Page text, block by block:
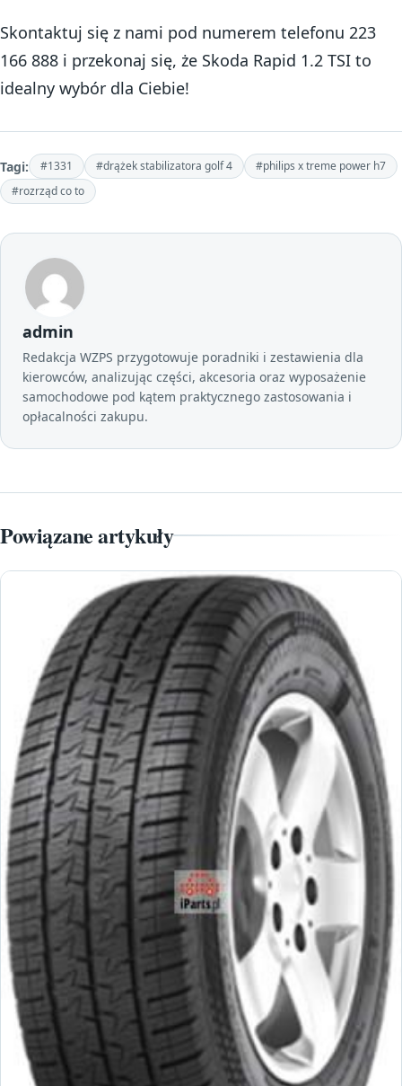
Skontaktuj się z nami pod numerem telefonu 223
166 888 i przekonaj się, że Skoda Rapid 1.2 TSI to
idealny wybór dla Ciebie!
Tagi: #1331 #drążek stabilizatora golf 4
#philips x treme power h7
#rozrząd co to
admin
Redakcja WZPS przygotowuje poradniki i zestawienia dla
kierowców, analizując części, akcesoria oraz wyposażenie
samochodowe pod kątem praktycznego zastosowania i
opłacalności zakupu.
Powiązane artykuły